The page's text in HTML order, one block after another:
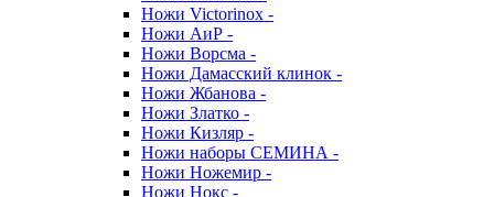
Ножи Victorinox -
Ножи АиР -
Ножи Ворсма -
Ножи Дамасский клинок -
Ножи Жбанова -
Ножи Златко -
Ножи Кизляр -
Ножи наборы СЕМИНА -
Ножи Ножемир -
Ножи Нокс -